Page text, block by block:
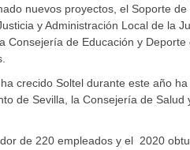
nuevos proyectos, el Soporte
y Administración Local de la
Consejería de Educación y
crecido Soltel durante este año
de Sevilla, la Consejería de
de 220 empleados y el 2020